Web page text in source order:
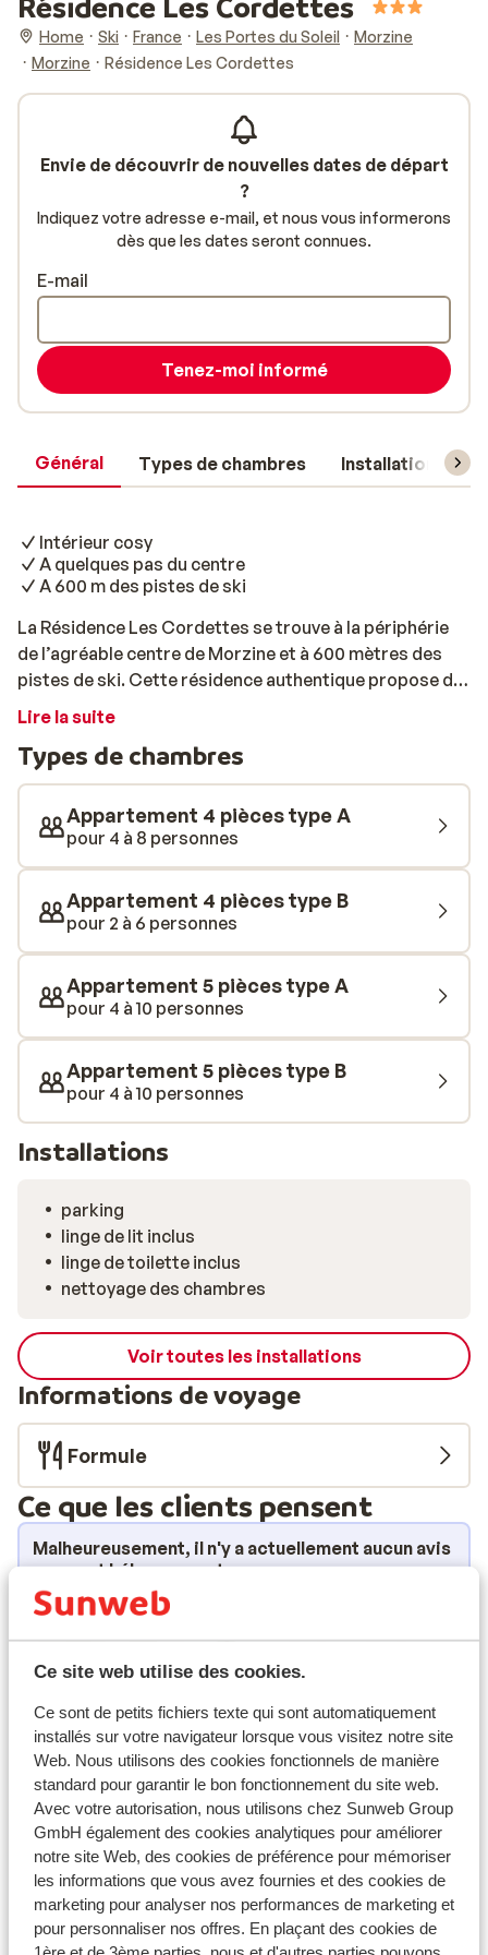
Ce site web utilise des cookies.
Ce sont de petits fichiers texte qui sont automatiquement
installés sur votre navigateur lorsque vous visitez notre site
Web. Nous utilisons des cookies fonctionnels de manière
standard pour garantir le bon fonctionnement du site web.
Avec votre autorisation, nous utilisons chez Sunweb Group
GmbH également des cookies analytiques pour améliorer
notre site Web, des cookies de préférence pour mémoriser
les informations que vous avez fournies et des cookies de
marketing pour analyser nos performances de marketing et
pour personnaliser nos offres. En plaçant des cookies de
Home Ski France Les Portes du Soleil
Morzine
Morzine
Résidence Les Cordettes
Général Types de chambres Installations
Intérieur cosy
A quelques pas du centre
A 600 m des pistes de ski
La Résidence Les Cordettes se trouve à la périphérie
de l’agréable centre de Morzine et à 600 mètres des
pistes de ski. Cette résidence authentique propose de
jolis appartements pouvant accueillir 6, 8 ou 10
Lire la suite
Types de chambres
Appartement 4 pièces type A
pour 4 à 8 personnes
Appartement 4 pièces type B
pour 2 à 6 personnes
Appartement 5 pièces type A
pour 4 à 10 personnes
Appartement 5 pièces type B
pour 4 à 10 personnes
Installations
parking
linge de lit inclus
linge de toilette inclus
nettoyage des chambres
Voir toutes les installations
Informations de voyage
Formule
Ce que les clients pensent
Malheureusement, il n'y a actuellement aucun avis
pour cet hébergement.
Emplacement
Afficher sur la carte
À proximité
À la périphérie
Distance jusqu'aux remontées mécaniques
environ 600 mètres
Envie de découvrir de nouvelles dates de départ
?
Indiquez votre adresse e-mail, et nous vous informerons
dès que les dates seront connues.
E-mail
Tenez-moi informé